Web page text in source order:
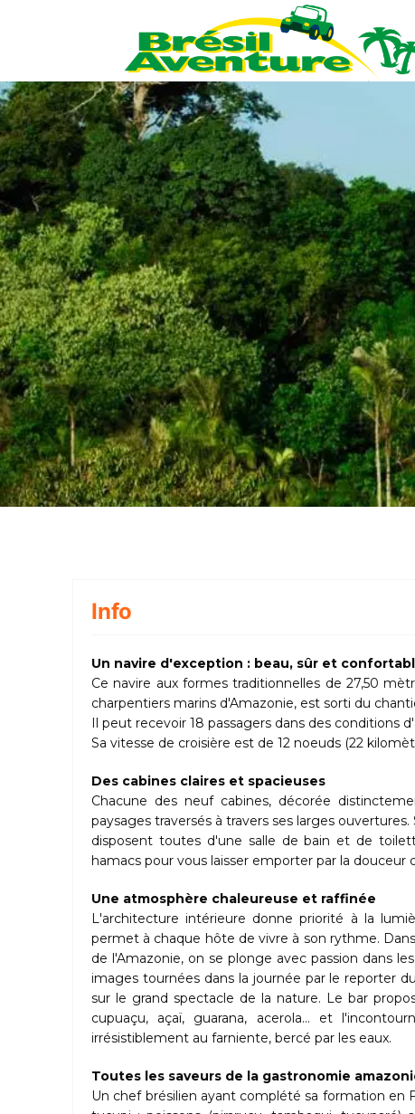
Info
Un navire d'exception : beau, sûr et
Ce navire aux formes traditionnelles de 27,50
charpentiers marins d'Amazonie, est sorti du
Il peut recevoir 18 passagers dans des conditions
Sa vitesse de croisière est de 12 noeuds (22
Des cabines claires et spacieuses
Chacune des neuf cabines, décorée
paysages traversés à travers ses larges
disposent toutes d'une salle de bain et de
hamacs pour vous laisser emporter par la douceur
Une atmosphère chaleureuse et raffinée
L'architecture intérieure donne priorité à la
permet à chaque hôte de vivre à son rythme.
de l'Amazonie, on se plonge avec passion dans
images tournées dans la journée par le reporter
sur le grand spectacle de la nature. Le bar
cupuaçu, açaï, guarana, acerola... et
irrésistiblement au farniente, bercé par les eaux.
Toutes les saveurs de la gastronomie
Un chef brésilien ayant complété sa formation en